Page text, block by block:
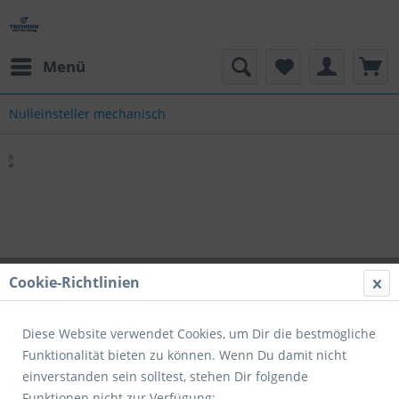
Menü
Nulleinsteller mechanisch
NEU NEU NEU
Cookie-Richtlinien
Diese Website verwendet Cookies, um Dir die bestmögliche
Funktionalität bieten zu können. Wenn Du damit nicht
einverstanden sein solltest, stehen Dir folgende